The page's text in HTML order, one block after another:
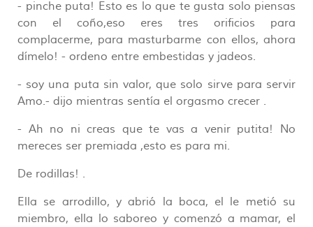
- pinche puta! Esto es lo que te gusta solo piensas
con el coño,eso eres tres orificios para
complacerme, para masturbarme con ellos, ahora
dímelo! - ordeno entre embestidas y jadeos.
- soy una puta sin valor, que solo sirve para servir
Amo.- dijo mientras sentía el orgasmo crecer .
- Ah no ni creas que te vas a venir putita! No
mereces ser premiada ,esto es para mi.
De rodillas! .
Ella se arrodillo, y abrió la boca, el le metió su
miembro, ella lo saboreo y comenzó a mamar, el